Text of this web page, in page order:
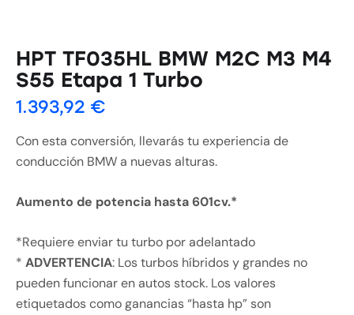
HPT TF035HL BMW M2C M3 M4
S55 Etapa 1 Turbo
1.393,92 €
Con esta conversión, llevarás tu experiencia de
conducción BMW a nuevas alturas.
Aumento de potencia hasta 601cv.*
*Requiere enviar tu turbo por adelantado
* ADVERTENCIA: Los turbos híbridos y grandes no
pueden funcionar en autos stock. Los valores
etiquetados como ganancias “hasta hp” son